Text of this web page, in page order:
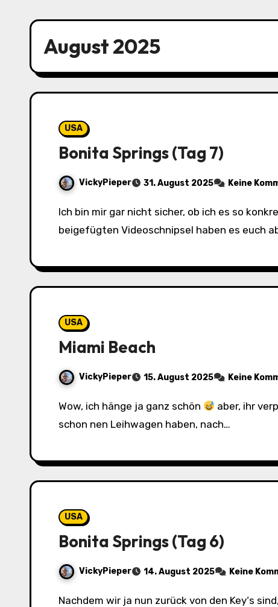
August 2025
USA
Bonita Springs (Tag 7)
VickyPieper 31. August 2025 Keine
Ich bin mir gar nicht sicher, ob ich es so konkret hier erwähnt hatte, warum wir überhaupt nach Deutschland geflogen sind. Spätestens die drei
beigefügten Videoschnipsel haben es euch
USA
Miami Beach
VickyPieper 15. August 2025 Keine
Wow, ich hänge ja ganz schön
aber, ihr
schon nen Leihwagen haben, nach…
USA
Bonita Springs (Tag 6)
VickyPieper 14. August 2025 Keine
Nachdem wir ja nun zurück von den Key‘s sind, wollten wir noch Kleinigkeiten erledigen, bevor es morgen nach Miami zum Flughafen geht. Dazu